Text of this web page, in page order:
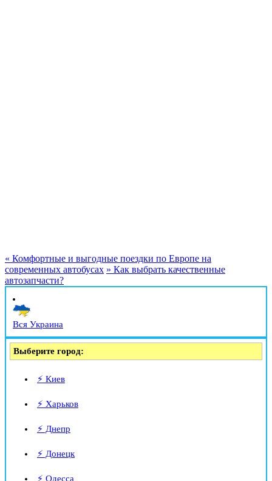
« Комфортные и выгодные поездки по Европе на
современных автобусах » Как выбрать качественные
автозапчасти?
Вся Украина
Выберите город:
⚡ Киев
⚡ Харьков
⚡ Днепр
⚡ Донецк
⚡ Одесса